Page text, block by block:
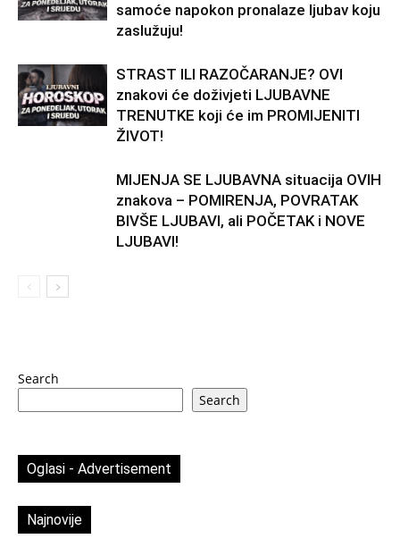
samoće napokon pronalaze ljubav koju
zaslužuju!
STRAST ILI RAZOČARANJE? OVI
znakovi će doživjeti LJUBAVNE
TRENUTKE koji će im PROMIJENITI
ŽIVOT!
MIJENJA SE LJUBAVNA situacija OVIH
znakova – POMIRENJA, POVRATAK
BIVŠE LJUBAVI, ali POČETAK i NOVE
LJUBAVI!
Search
Search
Oglasi - Advertisement
Najnovije